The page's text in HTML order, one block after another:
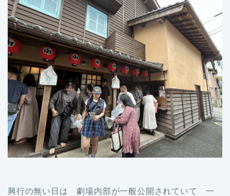
興行の無い日は 劇場内部が一般公開されていて 一